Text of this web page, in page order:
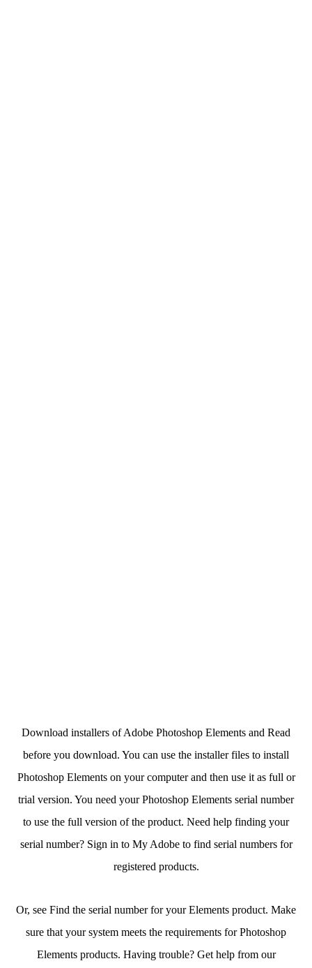
Download installers of Adobe Photoshop Elements and Read
before you download. You can use the installer files to install
Photoshop Elements on your computer and then use it as full or
trial version. You need your Photoshop Elements serial number
to use the full version of the product. Need help finding your
serial number? Sign in to My Adobe to find serial numbers for
registered products.
Or, see Find the serial number for your Elements product. Make
sure that your system meets the requirements for Photoshop
Elements products. Having trouble? Get help from our